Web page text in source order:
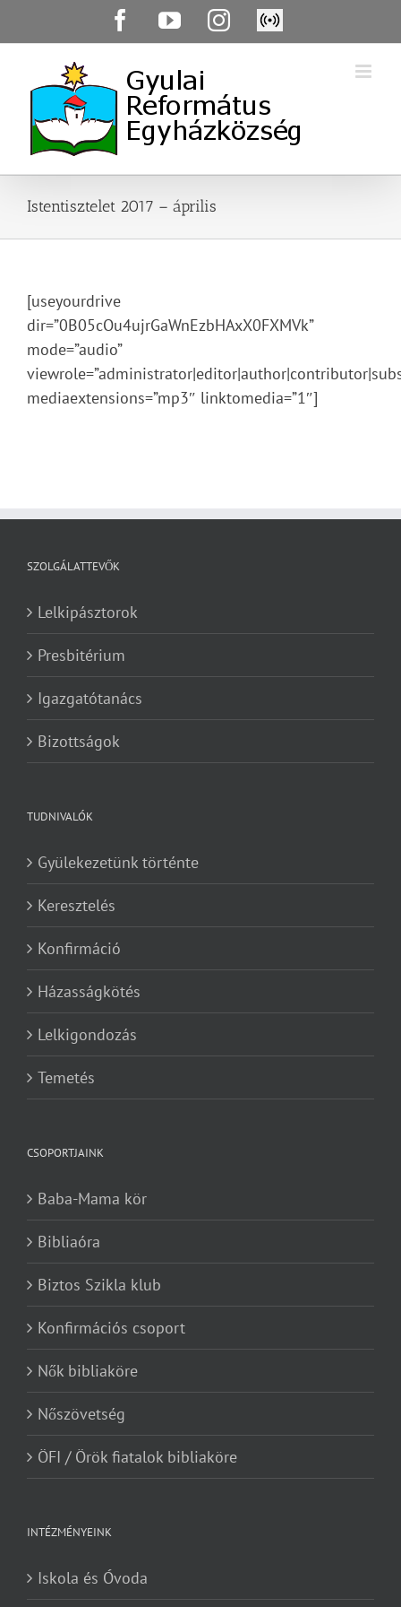
FacebookYouTubeInstagram
Élő
közvetítés
Istentisztelet 2017 – április
[useyourdrive
dir=”0B05cOu4ujrGaWnEzbHAxX0FXMVk”
mode=”audio”
mediaextensions=”mp3″ linktomedia=”1″]
SZOLGÁLATTEVŐK
Lelkipásztorok
Presbitérium
Igazgatótanács
Bizottságok
TUDNIVALÓK
Gyülekezetünk történte
Keresztelés
Konfirmáció
Házasságkötés
Lelkigondozás
Temetés
CSOPORTJAINK
Baba-Mama kör
Bibliaóra
Biztos Szikla klub
Konfirmációs csoport
Nők bibliaköre
Nőszövetség
ÖFI / Örök fiatalok bibliaköre
INTÉZMÉNYEINK
Iskola és Óvoda